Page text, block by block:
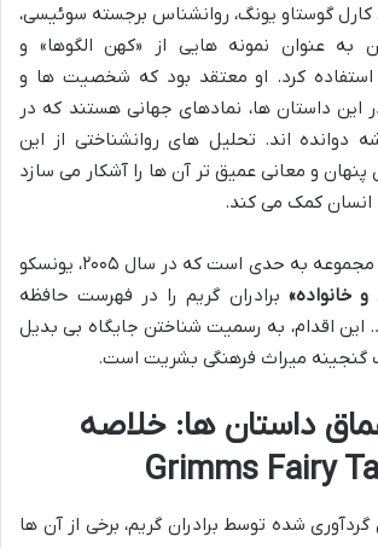
کارل گوستاو یونگ، روانشناس برجسته سوئیسی،
به عنوان نمونه هایی از «کهن الگوها» و
استفاده کرد. او معتقد بود که شخصیت ها و
این داستان ها، نمادهای جهانی هستند که در
دوانده اند. تحلیل های روانشناختی از این
پنهان و معانی عمیق تر آن ها را آشکار می سازد
انسان کمک می کند.
به حدی است که در سال ۲۰۰۵، یونسکو
خانواده» برادران گریم را در فهرست حافظه
این اقدام، به رسمیت شناختن جایگاه بی بدیل
گنجینه میراث فرهنگی بشریت است.
داستان ها: خلاصه
داستان گردآوری شده توسط برادران گریم، برخی از آن ها